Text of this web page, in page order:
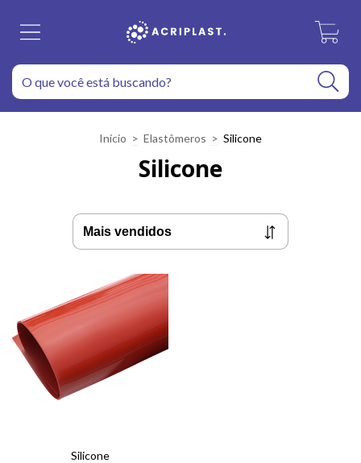
Início > Elastômeros > Silicone
Silicone
Silicone